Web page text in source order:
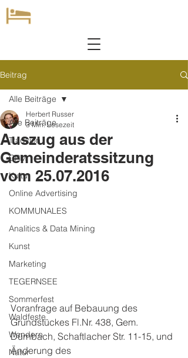
Beitrag
Alle Beiträge
Tradition
CRM
Kultur
Online Advertising
KOMMUNALES
Analitics & Data Mining
Kunst
Marketing
TEGERNSEE
Sommerfest
Waldfeste
Wandern
Natur
Alle Beiträge
Auszug aus der
Gemeinderatssitzung
vom 25.07.2016
Herbert Russer
3 Min. Lesezeit
Voranfrage auf Bebauung des
Grundstückes Fl.Nr. 438, Gem.
Dürnbach, Schaftlacher Str. 11-15, und
Änderung des